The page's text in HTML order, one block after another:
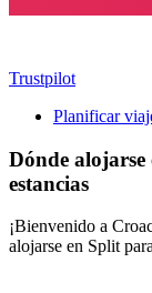
Trustpilot
Planificar
Dónde
estancias
¡Bienvenido a
alojarse en Split